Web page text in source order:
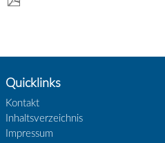
Quicklinks
Kontakt
Inhaltsverzeichnis
Impressum